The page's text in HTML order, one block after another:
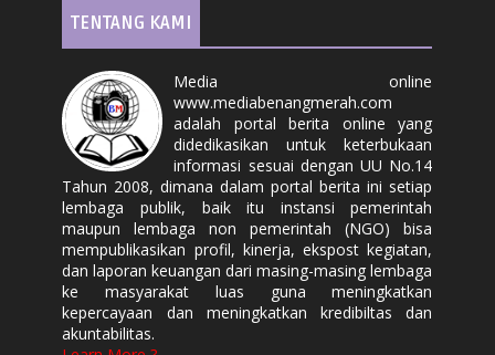
TENTANG KAMI
Media online
www.mediabenangmerah.com
adalah portal berita online yang
didedikasikan untuk keterbukaan
informasi sesuai dengan UU No.14
Tahun 2008, dimana dalam portal berita ini setiap
lembaga publik, baik itu instansi pemerintah
maupun lembaga non pemerintah (NGO) bisa
mempublikasikan profil, kinerja, ekspost kegiatan,
dan laporan keuangan dari masing-masing lembaga
ke masyarakat luas guna meningkatkan
kepercayaan dan meningkatkan kredibiltas dan
akuntabilitas.